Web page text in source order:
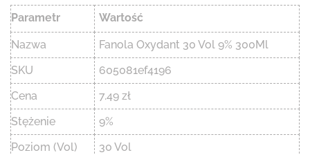
Parametr Wartość
Nazwa
Fanola Oxydant 30 Vol 9% 300Ml
SKU
605081ef4196
Cena
7.49 zł
Stężenie
9%
Poziom (Vol)
30 Vol